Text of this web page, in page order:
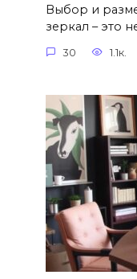
Выбор и
зеркал – это
30 1.1к.